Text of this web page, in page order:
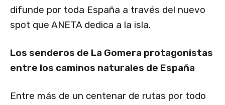
difunde por toda España a través del nuevo
spot que ANETA dedica a la isla.
Los senderos de La Gomera protagonistas
entre los caminos naturales de España
Entre más de un centenar de rutas por todo